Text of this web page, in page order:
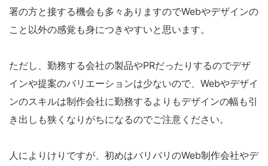
署の方と接する機会も多々ありますのでWebやデザインの
こと以外の感覚も身につきやすいと思います。
ただし、勤務する会社の製品やPRだったりするのでデザ
インや提案のバリエーションは少ないので、Webやデザイ
ンのスキルは制作会社に勤務するよりもデザインの幅も引
き出しも狭くなりがちになるのでご注意ください。
人によりけりですが、初めはバリバリのWeb制作会社やデ